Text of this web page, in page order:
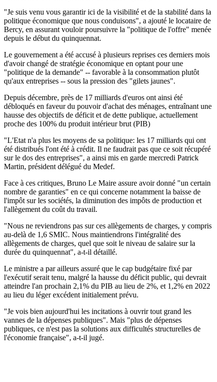
"Je suis venu vous garantir ici de la visibilité et de la stabilité dans la
politique économique que nous conduisons", a ajouté le locataire de
Bercy, en assurant vouloir poursuivre la "politique de l'offre" menée
depuis le début du quinquennat.
Le gouvernement a été accusé à plusieurs reprises ces derniers mois
d'avoir changé de stratégie économique en optant pour une
"politique de la demande" -- favorable à la consommation plutôt
qu'aux entreprises -- sous la pression des "gilets jaunes".
Depuis décembre, près de 17 milliards d'euros ont ainsi été
débloqués en faveur du pouvoir d'achat des ménages, entraînant une
hausse des objectifs de déficit et de dette publique, actuellement
proche des 100% du produit intérieur brut (PIB)
"L'Etat n'a plus les moyens de sa politique: les 17 milliards qui ont
été distribués l'ont été à crédit. Il ne faudrait pas que ce soit récupéré
sur le dos des entreprises", a ainsi mis en garde mercredi Patrick
Martin, président délégué du Medef.
Face à ces critiques, Bruno Le Maire assure avoir donné "un certain
nombre de garanties" en ce qui concerne notamment la baisse de
l'impôt sur les sociétés, la diminution des impôts de production et
l'allègement du coût du travail.
"Nous ne reviendrons pas sur ces allègements de charges, y compris
au-delà de 1,6 SMIC. Nous maintiendrons l'intégralité des
allègements de charges, quel que soit le niveau de salaire sur la
durée du quinquennat", a-t-il détaillé.
Le ministre a par ailleurs assuré que le cap budgétaire fixé par
l'exécutif serait tenu, malgré la hausse du déficit public, qui devrait
atteindre l'an prochain 2,1% du PIB au lieu de 2%, et 1,2% en 2022
au lieu du léger excédent initialement prévu.
"Je vois bien aujourd'hui les incitations à ouvrir tout grand les
vannes de la dépenses publiques". Mais "plus de dépenses
publiques, ce n'est pas la solutions aux difficultés structurelles de
l'économie française", a-t-il jugé.